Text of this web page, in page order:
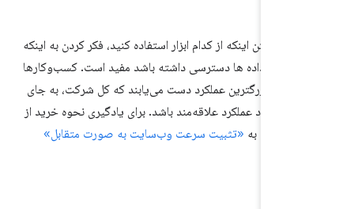
گرفتن اینکه از کدام ابزار استفاده کنید، فکر کردن به اینکه
به داده ها دسترسی داشته باشد مفید است. کسب‌وکارها
به بزرگترین عملکرد دست می‌یابند که کل شرکت، به جای
بهبود عملکرد علاقه‌مند باشد. برای یادگیری نحوه خرید از
«تثبیت سرعت وب‌سایت به صورت متقابل»